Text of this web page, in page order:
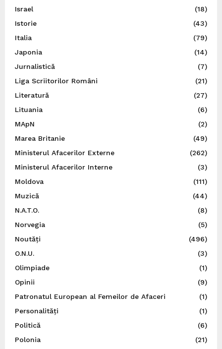
Israel
(18)
Istorie
(43)
Italia
(79)
Japonia
(14)
Jurnalistică
(7)
Liga Scriitorilor Români
(21)
Literatură
(27)
Lituania
(6)
MApN
(2)
Marea Britanie
(49)
Ministerul Afacerilor Externe
(262)
Ministerul Afacerilor Interne
(3)
Moldova
(111)
Muzică
(44)
N.A.T.O.
(8)
Norvegia
(5)
Noutăți
(496)
O.N.U.
(3)
Olimpiade
(1)
Opinii
(9)
Patronatul European al Femeilor de Afaceri
(1)
Personalități
(1)
Politică
(6)
Polonia
(21)